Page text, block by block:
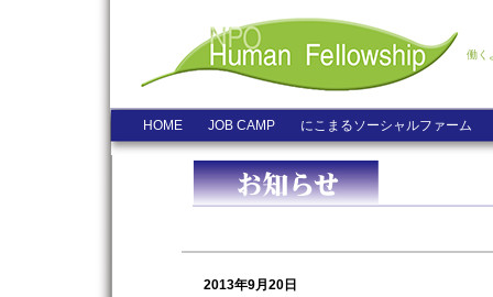
働く
HOME JOB CAMP にこまるソーシャルファーム
2013年9月20日